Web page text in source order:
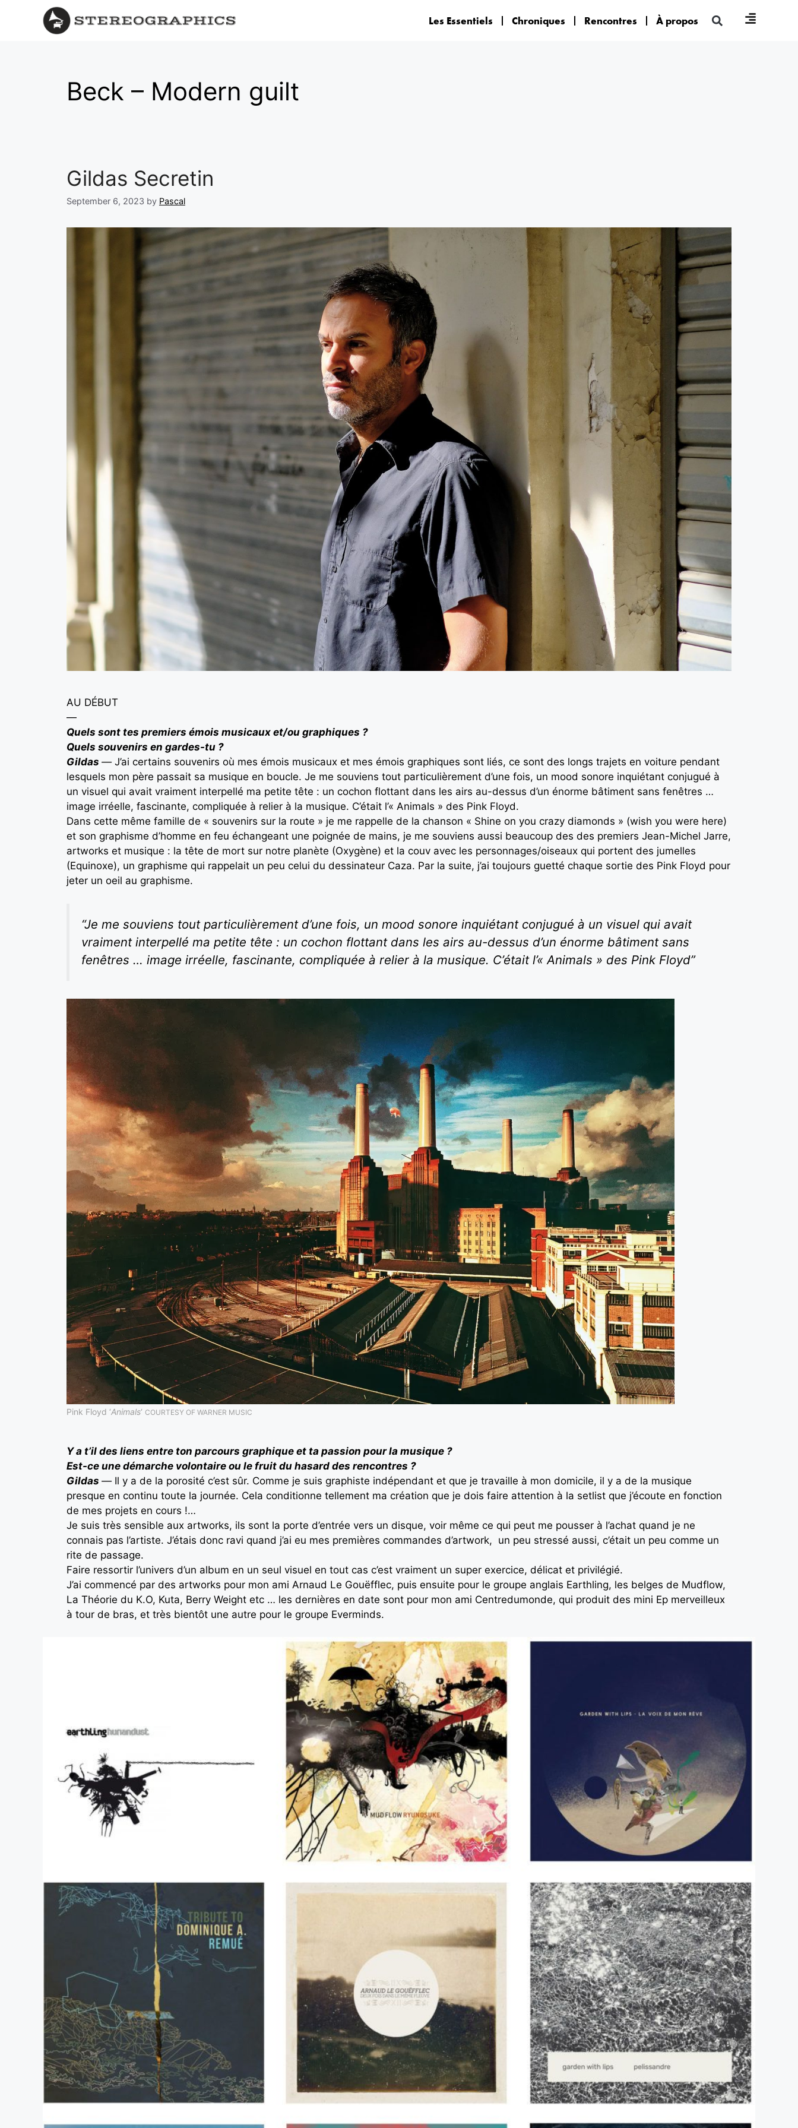
Les Essentiels Chroniques Rencontres À propos
Beck – Modern guilt
Gildas Secretin
September 6, 2023 by Pascal
AU DÉBUT
—
Quels sont tes premiers émois musicaux et/ou graphiques ?
Quels souvenirs en gardes-tu ?
Gildas — J’ai certains souvenirs où mes émois musicaux et mes émois graphiques sont liés, ce sont des longs trajets en voiture pendant
lesquels mon père passait sa musique en boucle. Je me souviens tout particulièrement d’une fois, un mood sonore inquiétant conjugué à
un visuel qui avait vraiment interpellé ma petite tête : un cochon flottant dans les airs au-dessus d’un énorme bâtiment sans fenêtres …
image irréelle, fascinante, compliquée à relier à la musique. C’était l’« Animals » des Pink Floyd.
Dans cette même famille de « souvenirs sur la route » je me rappelle de la chanson « Shine on you crazy diamonds » (wish you were here)
et son graphisme d’homme en feu échangeant une poignée de mains, je me souviens aussi beaucoup des des premiers Jean-Michel Jarre,
artworks et musique : la tête de mort sur notre planète (Oxygène) et la couv avec les personnages/oiseaux qui portent des jumelles
(Equinoxe), un graphisme qui rappelait un peu celui du dessinateur Caza. Par la suite, j’ai toujours guetté chaque sortie des Pink Floyd pour
jeter un oeil au graphisme.
“Je me souviens tout particulièrement d’une fois, un mood sonore inquiétant conjugué à un visuel qui avait
vraiment interpellé ma petite tête : un cochon flottant dans les airs au-dessus d’un énorme bâtiment sans
fenêtres … image irréelle, fascinante, compliquée à relier à la musique. C’était l’« Animals » des Pink Floyd”
Pink Floyd ‘Animals‘ COURTESY OF WARNER MUSIC
Y a t’il des liens entre ton parcours graphique et ta passion pour la musique ?
Est-ce une démarche volontaire ou le fruit du hasard des rencontres ?
Gildas — Il y a de la porosité c’est sûr. Comme je suis graphiste indépendant et que je travaille à mon domicile, il y a de la musique
presque en continu toute la journée. Cela conditionne tellement ma création que je dois faire attention à la setlist que j’écoute en fonction
de mes projets en cours !…
Je suis très sensible aux artworks, ils sont la porte d’entrée vers un disque, voir même ce qui peut me pousser à l’achat quand je ne
connais pas l’artiste. J’étais donc ravi quand j’ai eu mes premières commandes d’artwork, un peu stressé aussi, c’était un peu comme un
rite de passage.
Faire ressortir l’univers d’un album en un seul visuel en tout cas c’est vraiment un super exercice, délicat et privilégié.
J’ai commencé par des artworks pour mon ami Arnaud Le Gouëfflec, puis ensuite pour le groupe anglais Earthling, les belges de Mudflow,
La Théorie du K.O, Kuta, Berry Weight etc … les dernières en date sont pour mon ami Centredumonde, qui produit des mini Ep merveilleux
à tour de bras, et très bientôt une autre pour le groupe Everminds.